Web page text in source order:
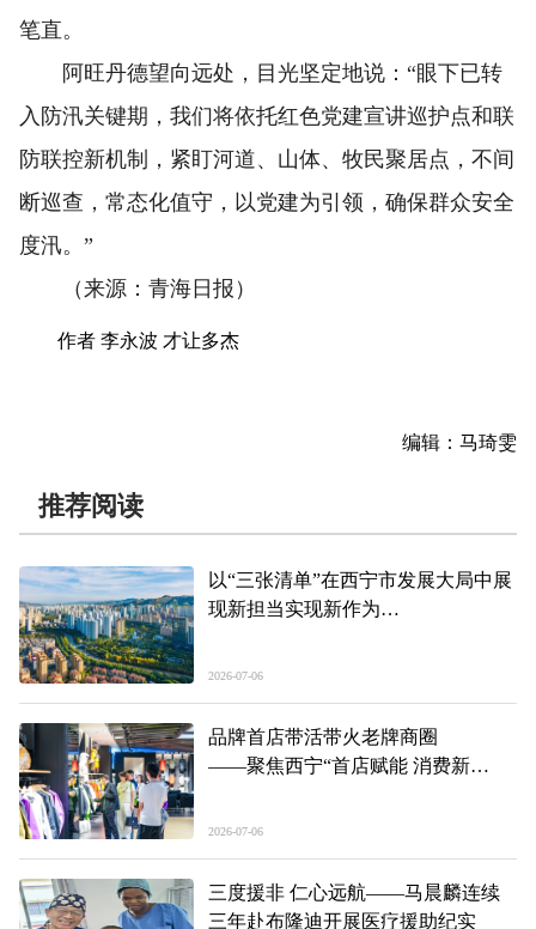
笔直。
阿旺丹德望向远处，目光坚定地说：“眼下已转
入防汛关键期，我们将依托红色党建宣讲巡护点和联
防联控新机制，紧盯河道、山体、牧民聚居点，不间
断巡查，常态化值守，以党建为引领，确保群众安全
度汛。”
（来源：青海日报）
作者 李永波 才让多杰
编辑：马琦雯
推荐阅读
以“三张清单”在西宁市发展大局中展
现新担当实现新作为
2026-07-06
品牌首店带活带火老牌商圈
——聚焦西宁“首店赋能 消费新
2026-07-06
三度援非 仁心远航——马晨麟连续
三年赴布隆迪开展医疗援助纪实